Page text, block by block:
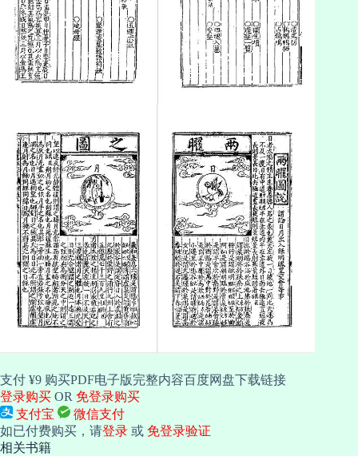
支付 ¥9 购买PDF电子版完整内容百度网盘下载链接
登录购买 OR 免登录购买
支付宝
微信支付
如已付费购买，请登录 或 免登录验证
相关书籍